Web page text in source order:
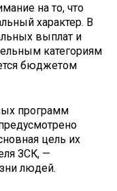
на то, что
характер. В
выплат и
категориям
бюджетом
программ
цель их
ЗСК, —
людей.